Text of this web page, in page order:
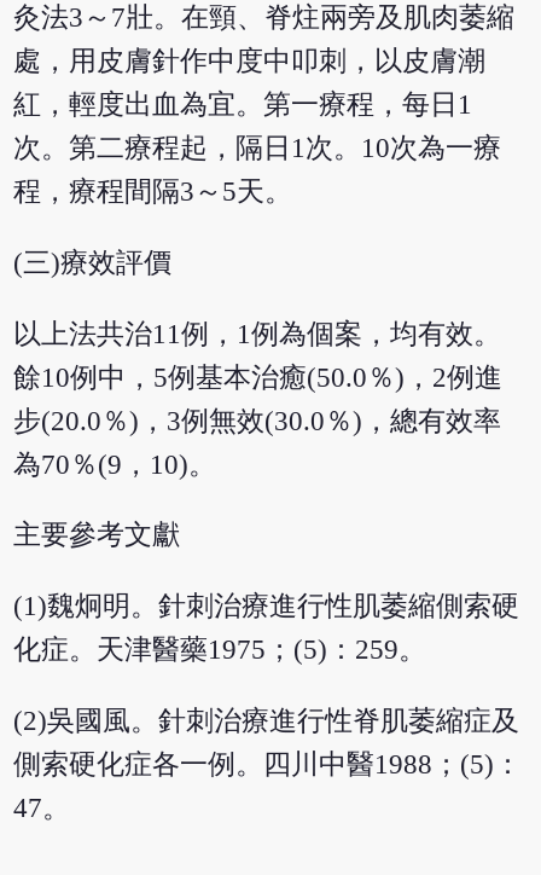
灸法3～7壯。在頸、脊炷兩旁及肌肉萎縮
處，用皮膚針作中度中叩刺，以皮膚潮
紅，輕度出血為宜。第一療程，每日1
次。第二療程起，隔日1次。10次為一療
程，療程間隔3～5天。
(三)療效評價
以上法共治11例，1例為個案，均有效。
餘10例中，5例基本治癒(50.0％)，2例進
步(20.0％)，3例無效(30.0％)，總有效率
為70％(9，10)。
主要參考文獻
(1)魏炯明。針刺治療進行性肌萎縮側索硬
化症。天津醫藥1975；(5)：259。
(2)吳國風。針刺治療進行性脊肌萎縮症及
側索硬化症各一例。四川中醫1988；(5)：
47。